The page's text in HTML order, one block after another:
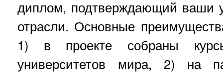
диплом, подтверждающий ваши
отрасли. Основные
1) в проекте собраны
университетов мира, 2) на